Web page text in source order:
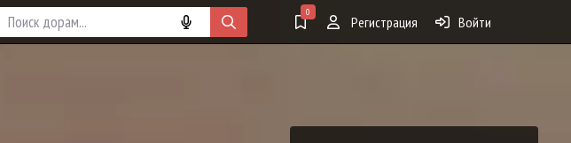
0
Регистрация Войти